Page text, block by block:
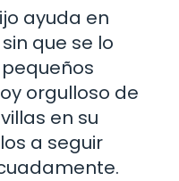
ayuda en
que se lo
orgulloso de
en su
a seguir